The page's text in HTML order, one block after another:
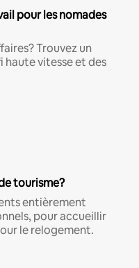
pour les nomades
Trouvez un
haute vitesse et des
tourisme?
entièrement
pour accueillir
le relogement.